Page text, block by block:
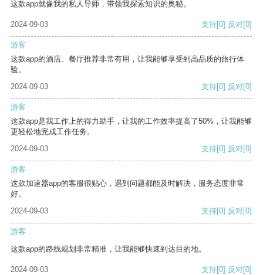
这款app就像我的私人导师，带领我探索知识的奥秘。
2024-09-03 支持[0] 反对[0]
游客
这款app的酒店、餐厅推荐非常有用，让我能够享受到高品质的旅行体
验。
2024-09-03
支持[0] 反对[0]
游客
这款app是我工作上的得力助手，让我的工作效率提高了50%，让我能够
更轻松地完成工作任务。
2024-09-03
支持[0] 反对[0]
游客
这款加速器app的客服很贴心，遇到问题都能及时解决，服务态度非常
好。
2024-09-03
支持[0] 反对[0]
游客
这款app的路线规划非常精准，让我能够快速到达目的地。
2024-09-03 支持[0] 反对[0]